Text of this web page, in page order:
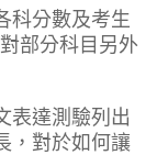
科分數及考生
部分科目另外
表達測驗列出
，對於如何讓